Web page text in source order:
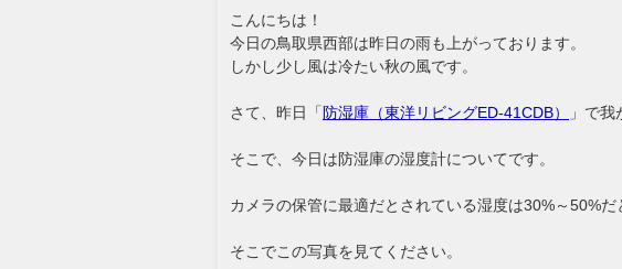
こんにちは！
今日の鳥取県西部は昨日の雨も上がっております。
しかし少し風は冷たい秋の風です。
さて、昨日「防湿庫（東洋リビングED-41CDB） 」で
そこで、今日は防湿庫の湿度計についてです。
カメラの保管に最適だとされている湿度は30%～50%だ
そこでこの写真を見てください。